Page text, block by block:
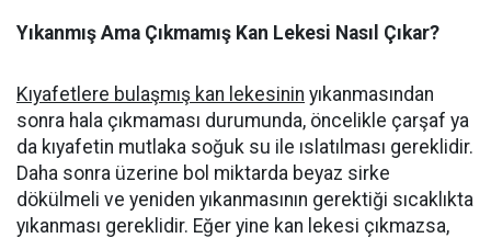
Yıkanmış Ama Çıkmamış Kan Lekesi Nasıl Çıkar?
Kıyafetlere bulaşmış kan lekesinin yıkanmasından
sonra hala çıkmaması durumunda, öncelikle çarşaf ya
da kıyafetin mutlaka soğuk su ile ıslatılması gereklidir.
Daha sonra üzerine bol miktarda beyaz sirke
dökülmeli ve yeniden yıkanmasının gerektiği sıcaklıkta
yıkanması gereklidir. Eğer yine kan lekesi çıkmazsa,